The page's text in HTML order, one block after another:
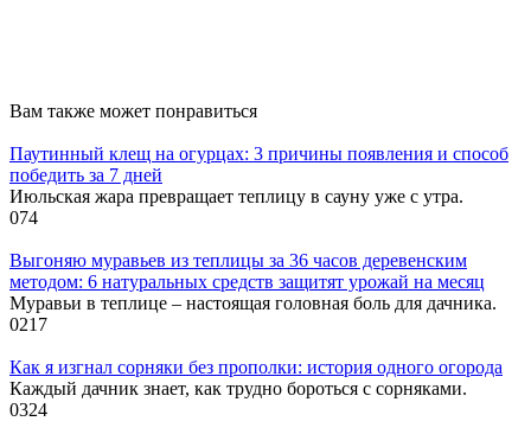
Вам также может понравиться
Паутинный клещ на огурцах: 3 причины появления и способ
победить за 7 дней
Июльская жара превращает теплицу в сауну уже с утра.
074
Выгоняю муравьев из теплицы за 36 часов деревенским
методом: 6 натуральных средств защитят урожай на месяц
Муравьи в теплице – настоящая головная боль для дачника.
0217
Как я изгнал сорняки без прополки: история одного огорода
Каждый дачник знает, как трудно бороться с сорняками.
0324